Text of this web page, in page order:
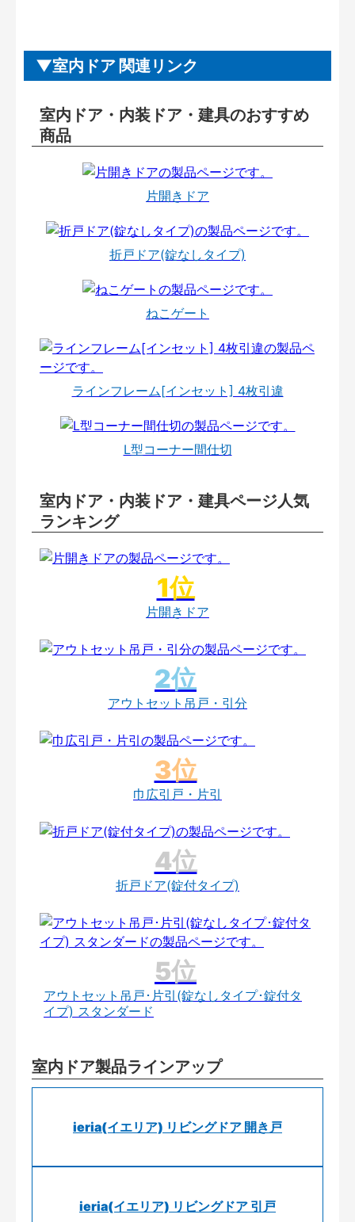
室内ドア 関連リンク
室内ドア・内装ドア・建具のおすすめ
商品
片開きドア
折戸ドア(錠なしタイプ)
ねこゲート
ラインフレーム[インセット] 4枚引違
L型コーナー間仕切
室内ドア・内装ドア・建具ページ人気
ランキング
片開きドア
アウトセット吊戸・引分
巾広引戸・片引
折戸ドア(錠付タイプ)
アウトセット吊戸･片引(錠なしタイプ･錠付タ
イプ) スタンダード
室内ドア製品ラインアップ
ieria(イエリア) リビングドア 開き戸
ieria(イエリア) リビングドア 引戸